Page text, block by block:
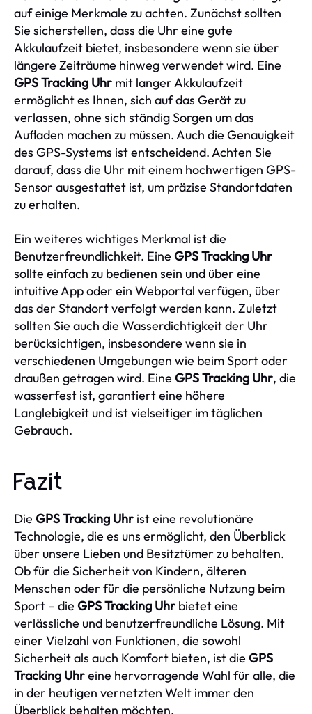
auf einige Merkmale zu achten. Zunächst sollten
Sie sicherstellen, dass die Uhr eine gute
Akkulaufzeit bietet, insbesondere wenn sie über
längere Zeiträume hinweg verwendet wird. Eine
GPS Tracking Uhr mit langer Akkulaufzeit
ermöglicht es Ihnen, sich auf das Gerät zu
verlassen, ohne sich ständig Sorgen um das
Aufladen machen zu müssen. Auch die Genauigkeit
des GPS-Systems ist entscheidend. Achten Sie
darauf, dass die Uhr mit einem hochwertigen GPS-
Sensor ausgestattet ist, um präzise Standortdaten
zu erhalten.
Ein weiteres wichtiges Merkmal ist die
Benutzerfreundlichkeit. Eine GPS Tracking Uhr
sollte einfach zu bedienen sein und über eine
intuitive App oder ein Webportal verfügen, über
das der Standort verfolgt werden kann. Zuletzt
sollten Sie auch die Wasserdichtigkeit der Uhr
berücksichtigen, insbesondere wenn sie in
verschiedenen Umgebungen wie beim Sport oder
draußen getragen wird. Eine GPS Tracking Uhr, die
wasserfest ist, garantiert eine höhere
Langlebigkeit und ist vielseitiger im täglichen
Gebrauch.
Fazit
Die GPS Tracking Uhr ist eine revolutionäre
Technologie, die es uns ermöglicht, den Überblick
über unsere Lieben und Besitztümer zu behalten.
Ob für die Sicherheit von Kindern, älteren
Menschen oder für die persönliche Nutzung beim
Sport – die GPS Tracking Uhr bietet eine
verlässliche und benutzerfreundliche Lösung. Mit
einer Vielzahl von Funktionen, die sowohl
Sicherheit als auch Komfort bieten, ist die GPS
Tracking Uhreine hervorragende Wahl für alle, die
in der heutigen vernetzten Welt immer den
Überblick behalten möchten.